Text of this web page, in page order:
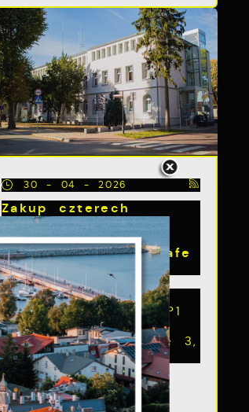
30 - 04 - 2026
Zakup czterech
defibrylatorów iPad
SP1 wraz szafkami
zewnętrznymi Debisafe
3
Zakup czterech
defibrylatorów iPad SP1
wraz szafkami
zewnętrznymi Debisafe 3,
został sfinansowany...